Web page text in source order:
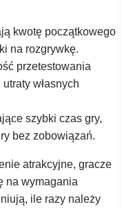
kwotę początkowego
na rozgrywkę.
przetestowania
własnych
szybki czas gry,
bez zobowiązań.
atrakcyjne, gracze
na wymagania
ile razy należy